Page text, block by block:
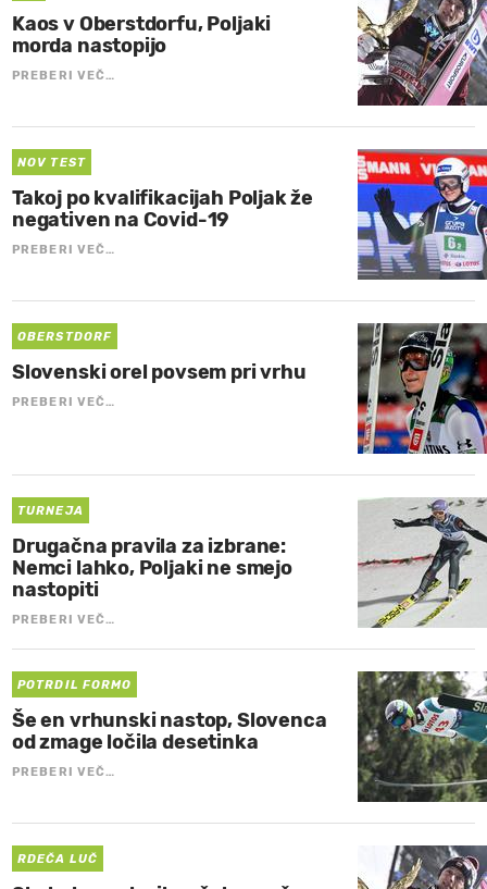
Kaos v Oberstdorfu, Poljaki
morda nastopijo
PREBERI VEČ…
NOV TEST
Takoj po kvalifikacijah Poljak že
negativen na Covid-19
PREBERI VEČ…
OBERSTDORF
Slovenski orel povsem pri vrhu
PREBERI VEČ…
TURNEJA
Drugačna pravila za izbrane:
Nemci lahko, Poljaki ne smejo
nastopiti
PREBERI VEČ…
POTRDIL FORMO
Še en vrhunski nastop, Slovenca
od zmage ločila desetinka
PREBERI VEČ…
RDEČA LUČ